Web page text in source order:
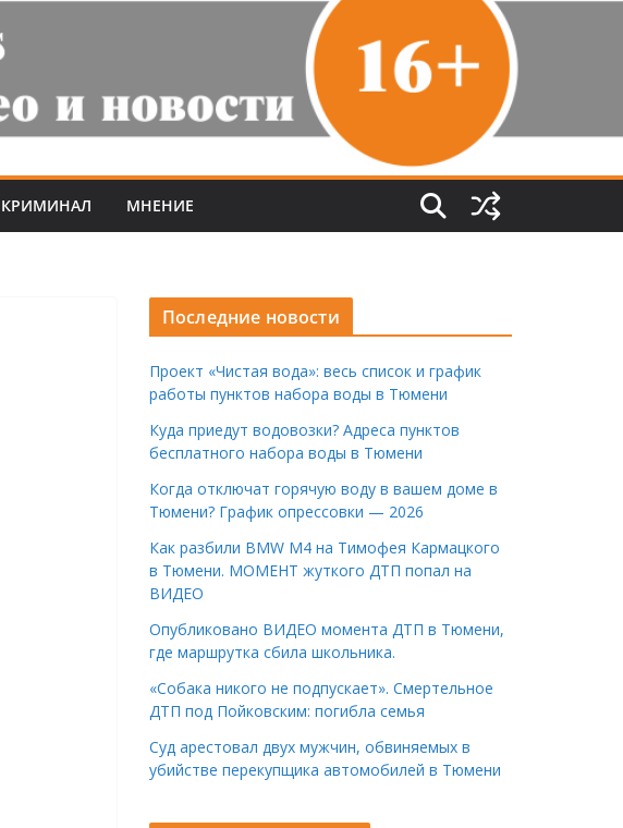
КРИМИНАЛ МНЕНИЕ
Последние новости
Проект «Чистая вода»: весь список и график
работы пунктов набора воды в Тюмени
Куда приедут водовозки? Адреса пунктов
бесплатного набора воды в Тюмени
Когда отключат горячую воду в вашем доме в
Тюмени? График опрессовки — 2026
Как разбили BMW M4 на Тимофея Кармацкого
в Тюмени. МОМЕНТ жуткого ДТП попал на
ВИДЕО
Опубликовано ВИДЕО момента ДТП в Тюмени,
где маршрутка сбила школьника.
«Собака никого не подпускает». Смертельное
ДТП под Пойковским: погибла семья
Суд арестовал двух мужчин, обвиняемых в
убийстве перекупщика автомобилей в Тюмени